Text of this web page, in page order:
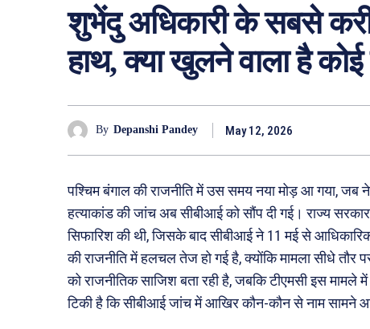
शुभेंदु अधिकारी के सबसे
हाथ, क्या खुलने वाला है कोई
By Depanshi Pandey May 12, 2026
पश्चिम बंगाल की राजनीति में उस समय नया मोड़ आ गया, जब
हत्याकांड की जांच अब सीबीआई को सौंप दी गई। राज्य
सिफारिश की थी, जिसके बाद सीबीआई ने 11 मई से
की राजनीति में हलचल तेज हो गई है, क्योंकि मामला सीधे तौर
को राजनीतिक साजिश बता रही है, जबकि टीएमसी इस मामले
टिकी है कि सीबीआई जांच में आखिर कौन-कौन से नाम सामने